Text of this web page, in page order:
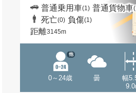
普通乗用車(1) 普通貨物車
死亡(0) 負傷(1)
距離3145m
0～24歳
他
曇
幅